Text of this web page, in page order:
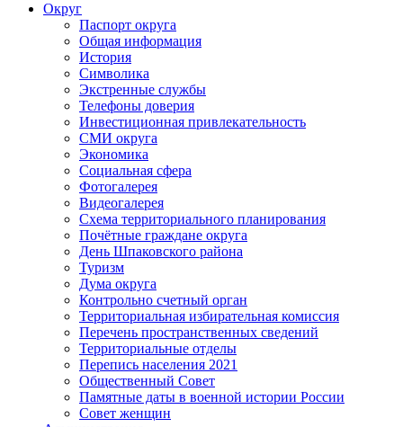
Округ
Паспорт округа
Общая информация
История
Символика
Экстренные службы
Телефоны доверия
Инвестиционная привлекательность
СМИ округа
Экономика
Социальная сфера
Фотогалерея
Видеогалерея
Схема территориального планирования
Почётные граждане округа
День Шпаковского района
Туризм
Дума округа
Контрольно счетный орган
Территориальная избирательная комиссия
Перечень пространственных сведений
Территориальные отделы
Перепись населения 2021
Общественный Совет
Памятные даты в военной истории России
Совет женщин